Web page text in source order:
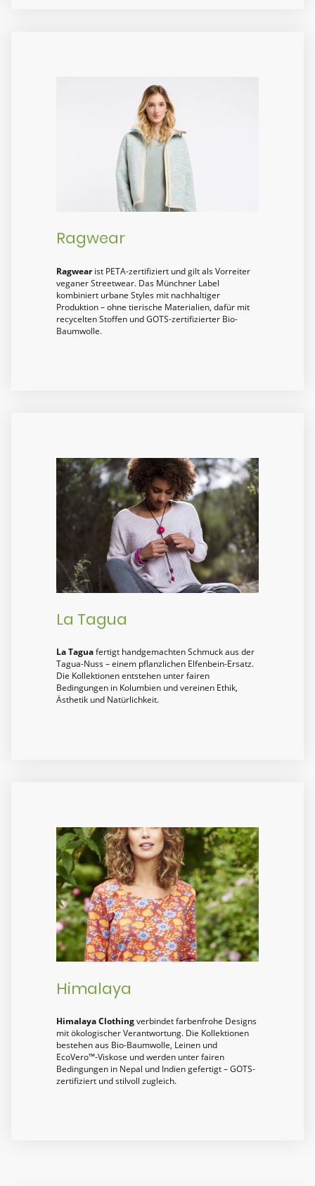
Ragwear
Ragwearist PETA-zertifiziert und gilt als Vorreiter
veganer Streetwear. Das Münchner Label
kombiniert urbane Styles mit nachhaltiger
Produktion – ohne tierische Materialien, dafür mit
recycelten Stoffen und GOTS-zertifizierter Bio-
Baumwolle.
La Tagua
La Taguafertigt handgemachten Schmuck aus der
Tagua-Nuss – einem pflanzlichen Elfenbein-Ersatz.
Die Kollektionen entstehen unter fairen
Bedingungen in Kolumbien und vereinen Ethik,
Ästhetik und Natürlichkeit.
Himalaya
Himalaya Clothingverbindet farbenfrohe Designs
mit ökologischer Verantwortung. Die Kollektionen
bestehen aus Bio-Baumwolle, Leinen und
EcoVero™-Viskose und werden unter fairen
Bedingungen in Nepal und Indien gefertigt – GOTS-
zertifiziert und stilvoll zugleich.